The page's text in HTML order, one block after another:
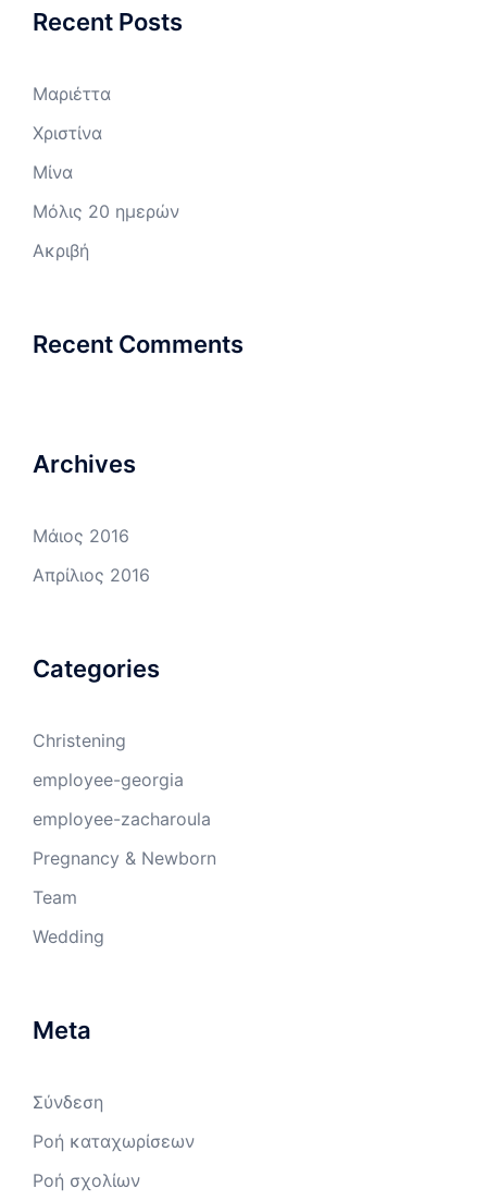
Recent Posts
Μαριέττα
Χριστίνα
Μίνα
Μόλις 20 ημερών
Ακριβή
Recent Comments
Archives
Μάιος 2016
Απρίλιος 2016
Categories
Christening
employee-georgia
employee-zacharoula
Pregnancy & Newborn
Team
Wedding
Meta
Σύνδεση
Ροή καταχωρίσεων
Ροή σχολίων